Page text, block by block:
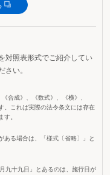
対照表形式でご紹介してい
さい。
合成》、《数式》、《横》、
。これは実際の法令条文には存在
す。
ある場合は、「様式〔省略〕」と
九十九日」とあるのは、施行日が